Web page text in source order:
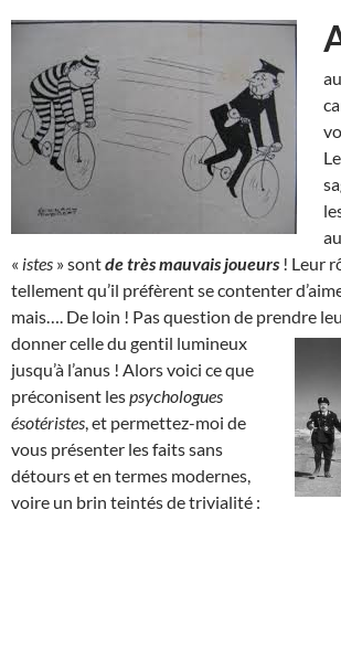
« istes » sontde très mauvais joueurs ! Leur
tellement qu’il préfèrent se contenter
mais…. De loin ! Pas question de prendre
donner celle du gentil lumineux
jusqu’à l’anus ! Alors voici ce que
préconisent lespsychologues
ésotéristes , et permettez-moi de
vous présenter les faits sans
détours et en termes modernes,
voire un brin teintés de trivialité :